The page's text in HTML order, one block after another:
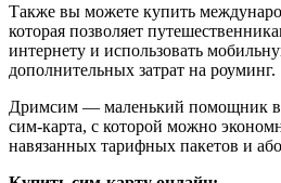
Также вы можете купить
которая позволяет
интернету и использовать
дополнительных затрат на роуминг.
Дримсим — маленький помощник в
сим-карта, с которой можно
навязанных тарифных пакетов и